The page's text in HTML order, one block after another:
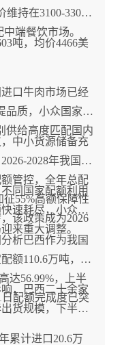
维持在3100-3300
端餐饮市场。
吨，均价4466美
口牛肉市场已经
品质，小众国家做
供给高度匹配国内
中小货源储备充
2028年我国实
管控，全年总配
55%高额保障性
该政策成为2026
同国家配额利用
速耗尽，小众供
来重大调整。
析巴西作为我国
额110.6万吨，上
达56.99%，上半
配额完成度已突
，巴西二十余家
货规模，下半年
累计进口20.6万